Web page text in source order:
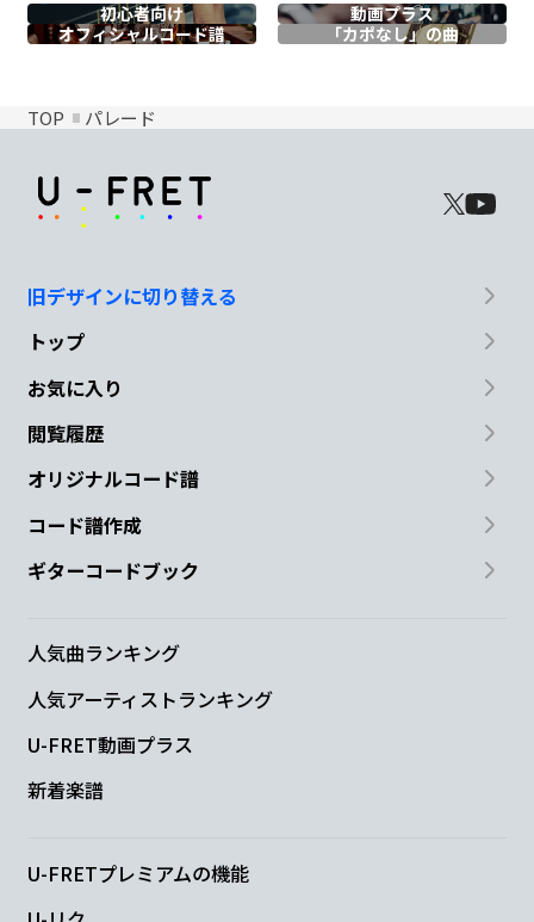
初心者向け
動画プラス
オフィシャルコード譜 「カポなし」の曲
TOP パレード
旧デザインに切り替える
トップ
お気に入り
閲覧履歴
オリジナルコード譜
コード譜作成
ギターコードブック
人気曲ランキング
人気アーティストランキング
U-FRET動画プラス
新着楽譜
U-FRETプレミアムの機能